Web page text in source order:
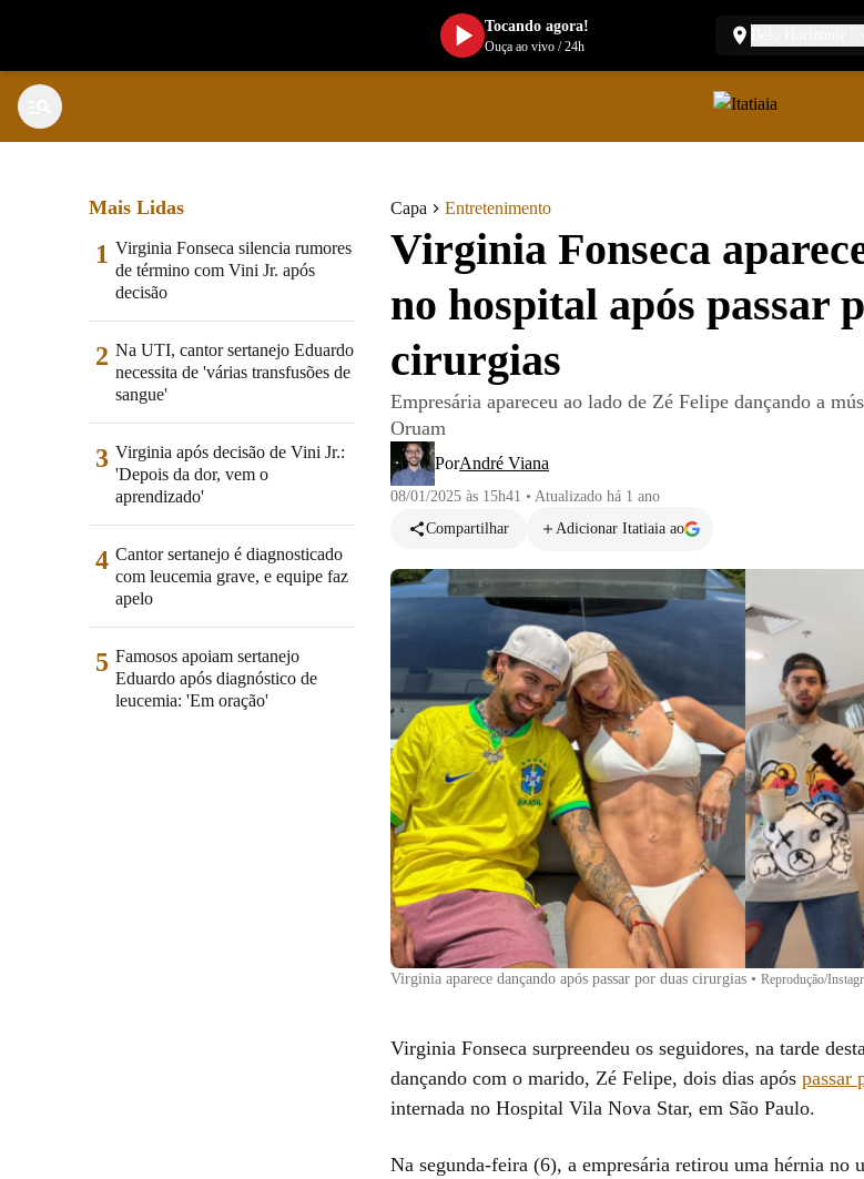
Capa Entretenimento
Virginia Fonseca
no hospital após passar
cirurgias
Empresária apareceu ao lado de Zé Felipe dançando a
Oruam
PorAndré Viana
08/01/2025 às 15h41 • Atualizado há 1 ano
Compartilhar
Adicionar Itatiaia ao
Virginia aparece dançando após passar por duas cirurgias • Reprodução/
Virginia Fonseca surpreendeu os seguidores, na tarde
dançando com o marido, Zé Felipe, dois dias após passar
internada no Hospital Vila Nova Star, em São Paulo.
Na segunda-feira (6), a empresária retirou uma hérnia no
Mais Lidas
1 Virginia Fonseca silencia rumores
de término com Vini Jr. após
decisão
2 Na UTI, cantor sertanejo Eduardo
necessita de 'várias transfusões de
sangue'
3 Virginia após decisão de Vini Jr.:
'Depois da dor, vem o
aprendizado'
4 Cantor sertanejo é diagnosticado
com leucemia grave, e equipe faz
apelo
5 Famosos apoiam sertanejo
Eduardo após diagnóstico de
leucemia: 'Em oração'
Tocando agora!
Ouça ao vivo/24h